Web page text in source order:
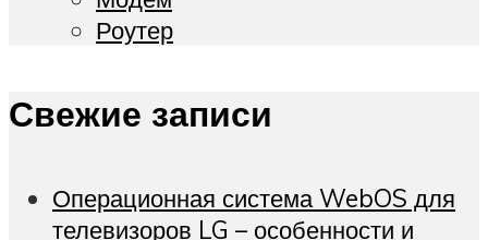
Роутер
Свежие записи
Операционная система WebOS для
телевизоров LG – особенности и